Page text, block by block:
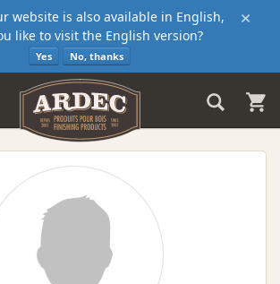
×
website is also available in English,
like to visit the English version?
Yes No, thanks